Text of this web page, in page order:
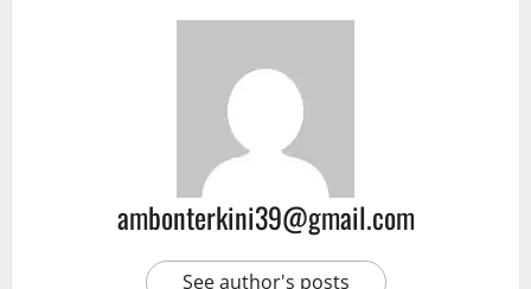
ambonterkini39@gmail.com
See author's posts